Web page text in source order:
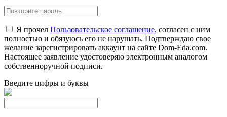
Я прочел Пользовательское соглашение, согласен с ним
полностью и обязуюсь его не нарушать. Подтверждаю свое
желание зарегистрировать аккаунт на сайте Dom-Eda.com.
Настоящее заявление удостоверяю электронным аналогом
собственноручной подписи.
Введите цифры и буквы